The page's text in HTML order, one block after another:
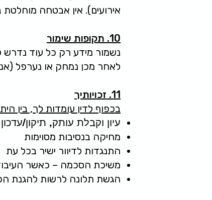
אירועים). אין אבטחה
10. תקופות שימור
נשמור מידע רק כל עוד נדרש
לאחר מכן נמחק או נערפל
11. זכויותיך
בכפוף לדין עומדות לך, בין
עיון וקבלת עותק, תיקון/
מחיקה בנסיבות מסוימות
התנגדות לדיוור ישיר בכל עת
משיכת הסכמה – כאשר
הגשת תלונה לרשות להגנת